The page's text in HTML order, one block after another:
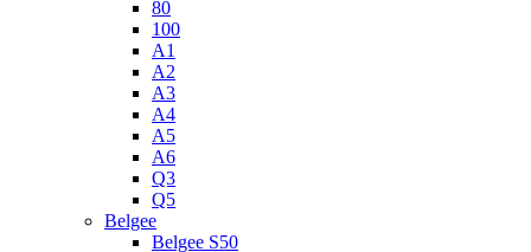
80
100
A1
A2
A3
A4
A5
A6
Q3
Q5
Belgee
Belgee S50